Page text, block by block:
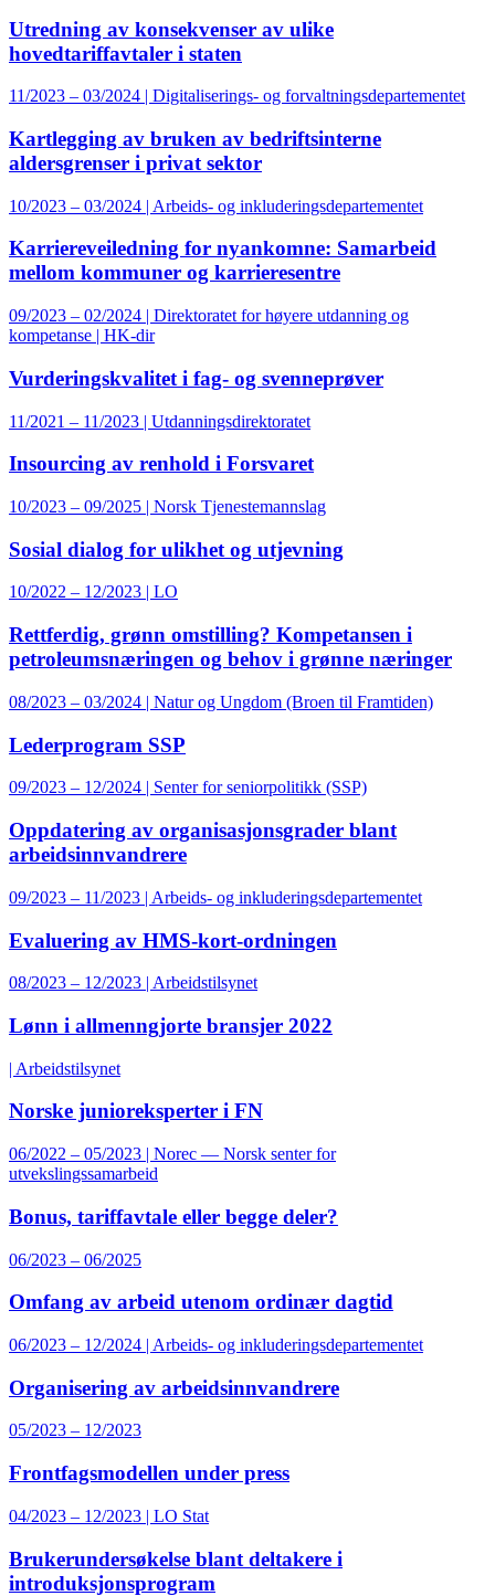
Utredning av konsekvenser av ulike
hovedtariffavtaler i staten
11/2023 – 03/2024 | Digitaliserings- og forvaltningsdepartementet
Kartlegging av bruken av bedriftsinterne
aldersgrenser i privat sektor
10/2023 – 03/2024 | Arbeids- og inkluderingsdepartementet
Karriereveiledning for nyankomne: Samarbeid
mellom kommuner og karrieresentre
09/2023 – 02/2024 | Direktoratet for høyere utdanning og
kompetanse | HK-dir
Vurderingskvalitet i fag- og svenneprøver
11/2021 – 11/2023 | Utdanningsdirektoratet
Insourcing av renhold i Forsvaret
10/2023 – 09/2025 | Norsk Tjenestemannslag
Sosial dialog for ulikhet og utjevning
10/2022 – 12/2023 | LO
Rettferdig, grønn omstilling? Kompetansen i
petroleumsnæringen og behov i grønne næringer
08/2023 – 03/2024 | Natur og Ungdom (Broen til Framtiden)
Lederprogram SSP
09/2023 – 12/2024 | Senter for seniorpolitikk (SSP)
Oppdatering av organisasjonsgrader blant
arbeidsinnvandrere
09/2023 – 11/2023 | Arbeids- og inkluderingsdepartementet
Evaluering av HMS-kort-ordningen
08/2023 – 12/2023 | Arbeidstilsynet
Lønn i allmenngjorte bransjer 2022
| Arbeidstilsynet
Norske junioreksperter i FN
06/2022 – 05/2023 | Norec — Norsk senter for
utvekslingssamarbeid
Bonus, tariffavtale eller begge deler?
06/2023 – 06/2025
Omfang av arbeid utenom ordinær dagtid
06/2023 – 12/2024 | Arbeids- og inkluderingsdepartementet
Organisering av arbeidsinnvandrere
05/2023 – 12/2023
Frontfagsmodellen under press
04/2023 – 12/2023 | LO Stat
Brukerundersøkelse blant deltakere i
introduksjonsprogram